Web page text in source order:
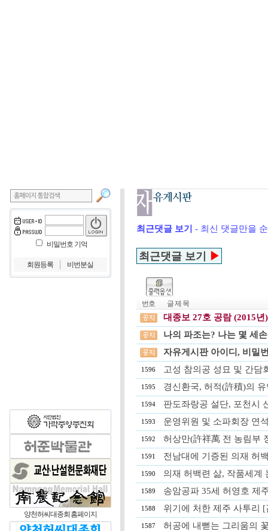
비밀번호 기억
회원등록 비번분실
양천허씨대종회 홈페이지
최근댓글 보기 - 최신 댓글만을
최근댓글 보기 ▶
번호 글 제 목
대종보 27호 공람 (2015년)
나의 파조는? 나는 몇 세
자유게시판 아이디, 비밀
1596 고성 참의공 성묘 및 간담
1595 경신환국, 허적(許積)의
1594 판도좌랑공 설단, 포천시
1593 운영위원 및 소파회장 연
1592 허상만(許祥萬 전 농림부
1591 전남대에 기증된 의재 허
1590 의재 허백련 삶, 작품세계
1589 송암공파 35세 허영호 제
1588 위기에 처한 제주 사투리
1587 허공에 내뻗는 그리움의